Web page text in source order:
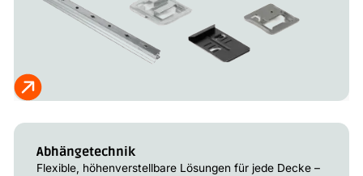
Abhängetechnik
Flexible, höhenverstellbare Lösungen für jede Decke –